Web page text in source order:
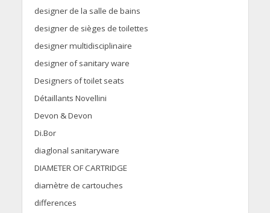
designer de la salle de bains
designer de sièges de toilettes
designer multidisciplinaire
designer of sanitary ware
Designers of toilet seats
Détaillants Novellini
Devon & Devon
Di.Bor
diaglonal sanitaryware
DIAMETER OF CARTRIDGE
diamètre de cartouches
differences